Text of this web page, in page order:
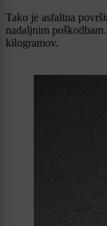
Tako je asfaltna
nadaljnim
kilogramov.